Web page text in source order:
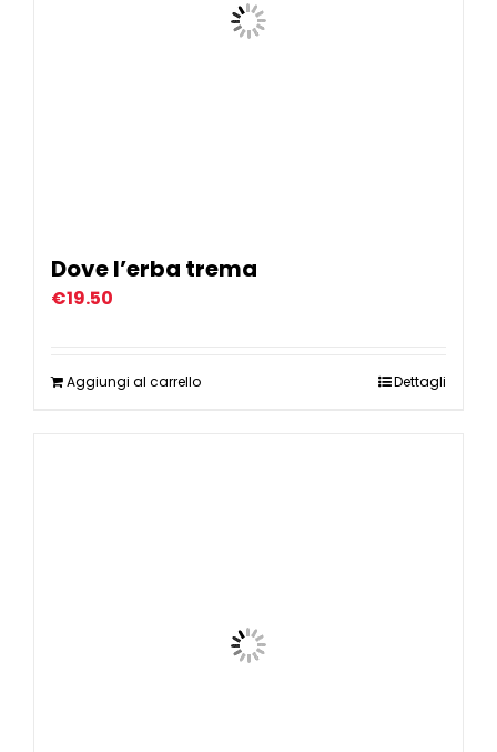
Dove l’erba trema
€19.50
Aggiungi al carrello Dettagli